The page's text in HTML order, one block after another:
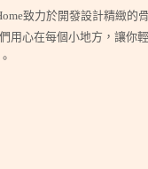
致力於開發設計精緻的
用心在每個小地方，讓你